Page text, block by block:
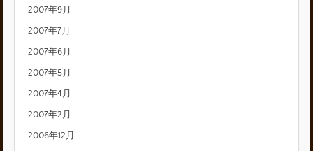
2007年9月
2007年7月
2007年6月
2007年5月
2007年4月
2007年2月
2006年12月